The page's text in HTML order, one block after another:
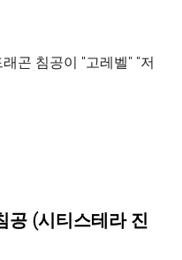
곤 침공이 "고레벨" "저
공 (시티스테라 진